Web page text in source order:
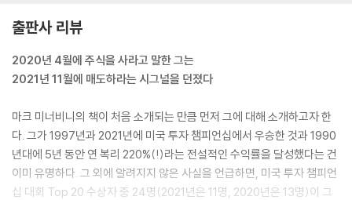
혁신(철도, 자동차, 라디오, 텔레비전, 컴퓨터, 인터넷 등)은 소수만 구매
할 수 있는 비교적 높은 가격 수준에서 시작한다. 그러다가 기술과 제조술
의 발전으로 신제품의 가격이 상대적으로 점차 낮아진다. 이는 갈수록 많
로 이어진다. 그렇게 시간이 흐르면 시장 포화 상태에 이른다. 즉, 신제품을
구매하고 사용하는 모든 기업이나 가구가 이미 그것을 확보한다는 말이다.
자동차와 텔레비전이 좋은 사례다. 이 시장은 전반적인 단위 성장이 경제
전반의 느린 성장으로 제한되는 가운데 대체 구매 시장이 된다.
--- p.164
출판사 리뷰
2020년 4월에 주식을 사라고 말한 그는
2021년 11월에 매도하라는 시그널을 던졌다
마크 미너비니의 책이 처음 소개되는 만큼 먼저 그에 대해 소개하고자 한
다. 그가 1997년과 2021년에 미국 투자 챔피언십에서 우승한 것과 1990
년대에 5년 동안 연 복리 220%(!)라는 전설적인 수익률을 달성했다는 건
이미 유명하다. 그 외에 알려지지 않은 사실을 언급하면, 미국 투자 챔피언
십 대회 Top 20 수상자 중 24명(2021년은 11명, 2020년은 13명)이 그